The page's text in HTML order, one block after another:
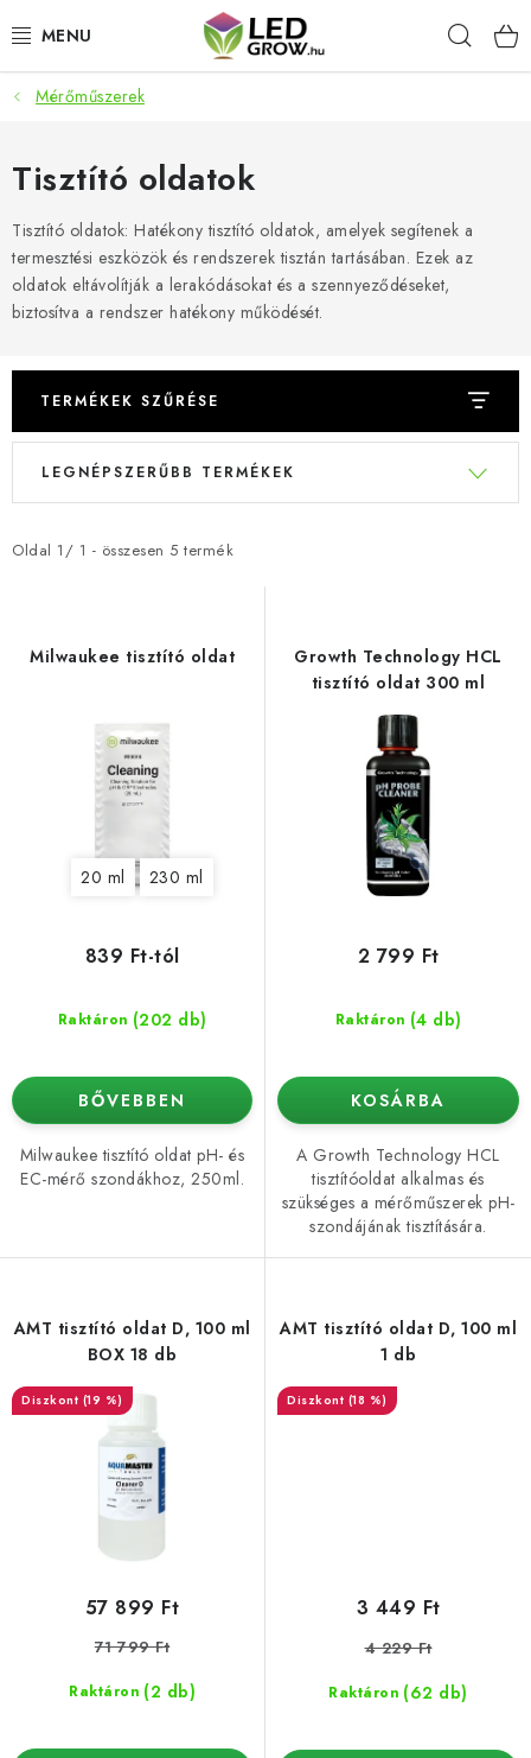
tartalomhoz
AKCIÓS TERMÉKEK
LED NÖVÉNYVILÁGÍTÁS
TERMESZTÉSI KELLÉKEK
AKVARISZTIKAI TERMÉKEK
OKOS KERT
Webáruház értékelése Márka Vásárlás
Mérőműszerek
Tisztító oldatok
Tisztító oldatok: Hatékony tisztító oldatok, amelyek segítenek a
termesztési eszközök és rendszerek tisztán tartásában. Ezek az
oldatok eltávolítják a lerakódásokat és a szennyeződéseket,
biztosítva a rendszer hatékony működését.
TERMÉKEK SZŰRÉSE
T
m
Oldal 1 / 1 - összesen 5 termék
T
m
LEGNÉPSZERŰBB TERMÉKEK
Milwaukee tisztító oldat
20 ml 230 ml
Raktáron (202 db)
839 Ft-tól
BŐVEBBEN
Milwaukee tisztító oldat pH- és
EC-mérő szondákhoz, 250ml.
Growth Technology HCL
tisztító oldat 300 ml
Raktáron (4 db)
2 799 Ft
KOSÁRBA
A Growth Technology HCL
tisztítóoldat alkalmas és
szükséges a mérőműszerek pH-
szondájának tisztítására.
AMT tisztító oldat D, 100 ml
BOX 18 db
(19 %)
Raktáron (2 db)
57 899 Ft
71 799 Ft
AMT tisztító oldat D, 100 ml
1 db
(18 %)
Raktáron (62 db)
3 449 Ft
4 229 Ft